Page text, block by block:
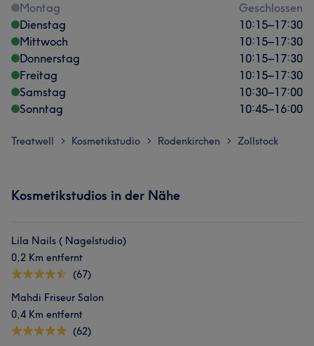
Montag
Geschlossen
Dienstag
10:15–17:30
Mittwoch
10:15–17:30
Donnerstag
10:15–17:30
Freitag
10:15–17:30
Samstag
10:30–17:00
Sonntag
10:45–16:00
Treatwell > Kosmetikstudio > Rodenkirchen > Zollstock
Kosmetikstudios in der Nähe
Lila Nails ( Nagelstudio)
0,2 Km entfernt
(67)
Mahdi Friseur Salon
0,4 Km entfernt
(62)